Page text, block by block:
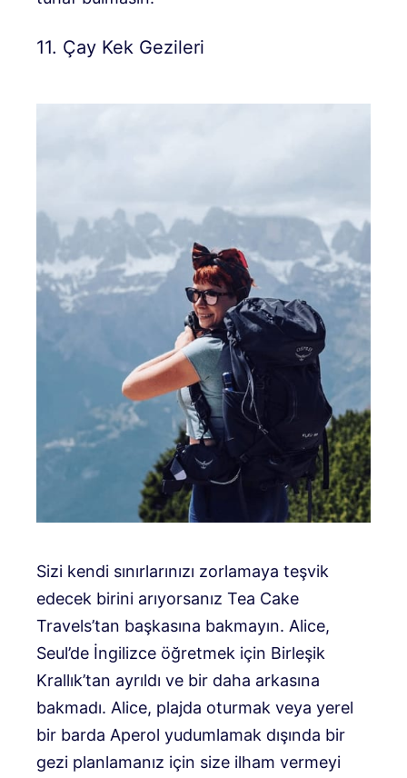
11. Çay Kek Gezileri
Sizi kendi sınırlarınızı zorlamaya teşvik
edecek birini arıyorsanız Tea Cake
Travels’tan başkasına bakmayın. Alice,
Seul’de İngilizce öğretmek için Birleşik
Krallık’tan ayrıldı ve bir daha arkasına
bakmadı. Alice, plajda oturmak veya yerel
bir barda Aperol yudumlamak dışında bir
gezi planlamanız için size ilham vermeyi